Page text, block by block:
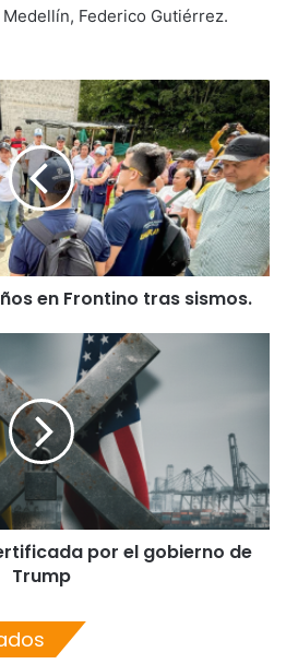
Federico Gutiérrez.
en Frontino tras sismos.
por el gobierno de
Trump